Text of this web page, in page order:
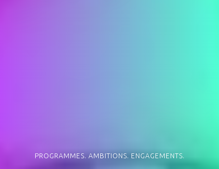
PROGRAMMES. AMBITIONS. ENGAGEMENTS.